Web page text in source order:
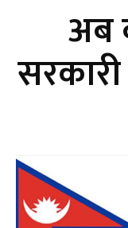
अब
सरकारी